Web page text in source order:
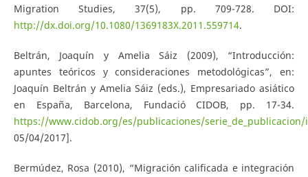
Migration Studies, 37(5), pp. 709-728. DOI:
http://dx.doi.org/10.1080/1369183X.2011.559714.
Beltrán, Joaquín y Amelia Sáiz (2009), “Introducción:
apuntes teóricos y consideraciones metodológicas”, en:
Joaquín Beltrán y Amelia Sáiz (eds.), Empresariado asiático
en España, Barcelona, Fundació CIDOB, pp. 17-34.
https://www.cidob.org/es/publicaciones/
05/04/2017].
Bermúdez, Rosa (2010), “Migración calificada e integración